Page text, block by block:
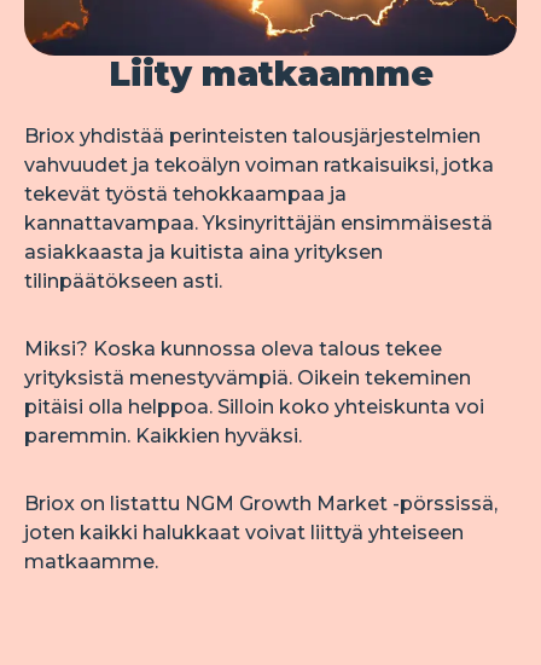
Liity matkaamme
Briox yhdistää perinteisten talousjärjestelmien
vahvuudet ja tekoälyn voiman ratkaisuiksi, jotka
tekevät työstä tehokkaampaa ja
kannattavampaa. Yksinyrittäjän ensimmäisestä
asiakkaasta ja kuitista aina yrityksen
tilinpäätökseen asti.
Miksi? Koska kunnossa oleva talous tekee
yrityksistä menestyvämpiä. Oikein tekeminen
pitäisi olla helppoa. Silloin koko yhteiskunta voi
paremmin. Kaikkien hyväksi.
Briox on listattu NGM Growth Market -pörssissä,
joten kaikki halukkaat voivat liittyä yhteiseen
matkaamme.